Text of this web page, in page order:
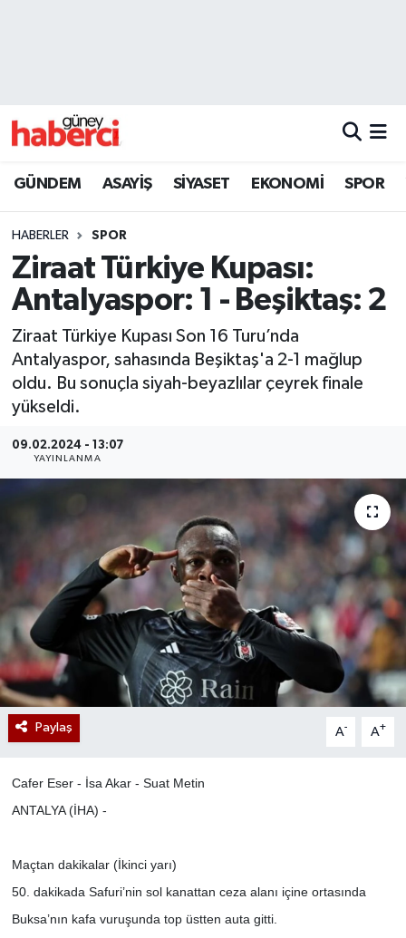
GÜNDEM ASAYİŞ SİYASET EKONOMİ SPOR
HABERLER SPOR
Ziraat Türkiye Kupası:
Antalyaspor: 1 - Beşiktaş: 2
Ziraat Türkiye Kupası Son 16 Turu’nda
Antalyaspor, sahasında Beşiktaş'a 2-1 mağlup
oldu. Bu sonuçla siyah-beyazlılar çeyrek finale
yükseldi.
09.02.2024 - 13:07
YAYINLANMA
Paylaş A- A+
Cafer Eser - İsa Akar - Suat Metin
ANTALYA (İHA) -
Maçtan dakikalar (İkinci yarı)
50. dakikada Safuri’nin sol kanattan ceza alanı içine ortasında
Buksa’nın kafa vuruşunda top üstten auta gitti.
Beyoğlu Trafik Yoğunluk Haritası
Son Dakika Haberleri
Haber Arşivi